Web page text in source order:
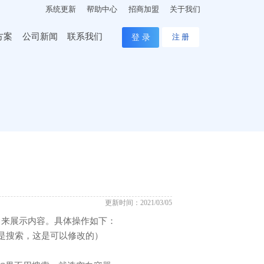
系统更新 帮助中心 招商加盟 关于我们
案 公司新闻 联系我们 登 录 注 册
更新时间：2021/03/05
展示内容。具体操作如下：
索，这是可以修改的）